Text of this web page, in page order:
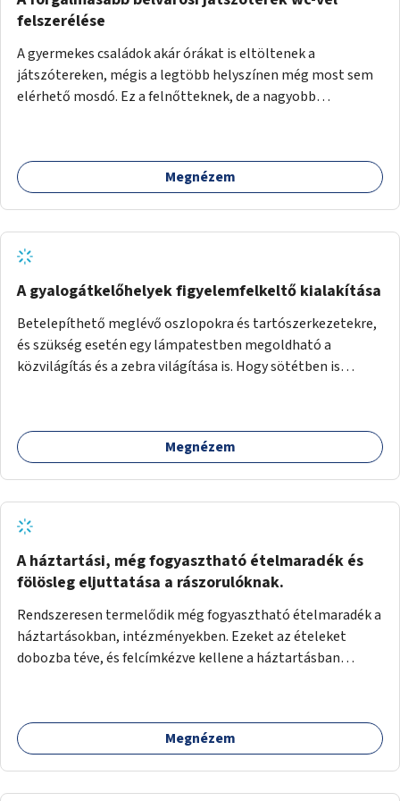
felszerélése
A gyermekes családok akár órákat is eltöltenek a
játszótereken, mégis a legtöbb helyszínen még most sem
elérhető mosdó. Ez a felnőtteknek, de a nagyobb
Megnézem
A gyalogátkelőhelyek figyelemfelkeltő kialakítása
Betelepíthető meglévő oszlopokra és tartószerkezetekre,
és szükség esetén egy lámpatestben megoldható a
közvilágítás és a zebra világítása is. Hogy sötétben is
Megnézem
A háztartási, még fogyasztható ételmaradék és
fölösleg eljuttatása a rászorulóknak.
Rendszeresen termelődik még fogyasztható ételmaradék a
háztartásokban, intézményekben. Ezeket az ételeket
dobozba téve, és felcímkézve kellene a háztartásban
kihelyezés pontos ideje. (A szekrények belső elrendezését,
rekeszeit, beosztását nem tudom, hogy itt kell-e leírni.)
Megnézem